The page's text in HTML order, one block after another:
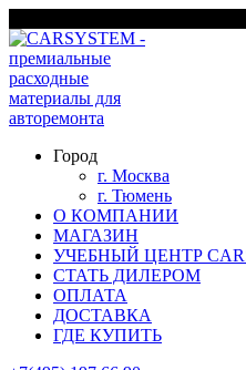
к
содержанию
Город
г. Москва
г. Тюмень
О КОМПАНИИ
МАГАЗИН
УЧЕБНЫЙ ЦЕНТР
СТАТЬ ДИЛЕРОМ
ОПЛАТА
ДОСТАВКА
ГДЕ КУПИТЬ